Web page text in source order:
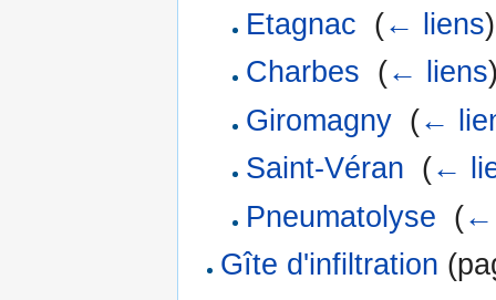
Etagnac (← liens)
Charbes (← liens
Giromagny‎ (←
Saint-Véran (←
Pneumatolyse (←
Gîte d'infiltration